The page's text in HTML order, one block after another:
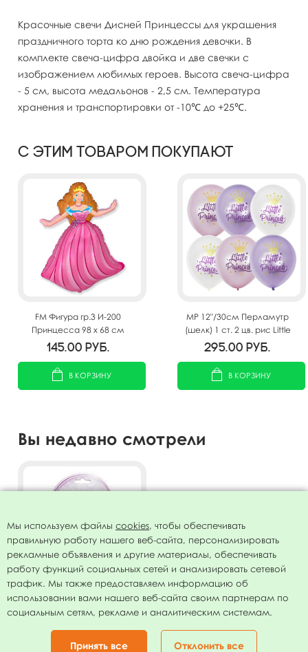
Красочные свечи Дисней Принцессы для украшения
праздничного торта ко дню рождения девочки. В
комплекте свеча-цифра двойка и две свечки с
изображением любимых героев. Высота свеча-цифра
- 5 см, высота медальонов - 2,5 см. Температура
хранения и транспортировки от -10℃ до +25℃.
С этим товаром покупают
FM Фигура гр.3 И-200
Принцесса 98 x 68 см
145.00 руб.
В КОРЗИНУ
MP 12"/30см Перламутр
(шелк) 1 ст. 2 цв. рис Little
Princess 25шт
295.00 руб.
В КОРЗИНУ
Вы недавно смотрели
Свечи для торта Дисней
Принцессы (цифра 2,
медальоны 2 шт)
10.00руб.
Мы используем файлы cookies, чтобы обеспечивать
правильную работу нашего веб-сайта, персонализировать
рекламные объявления и другие материалы, обеспечивать
работу функций социальных сетей и анализировать сетевой
трафик. Мы также предоставляем информацию об
использовании вами нашего веб-сайта своим партнерам по
социальным сетям, рекламе и аналитическим системам.
Принять все Отклонить все